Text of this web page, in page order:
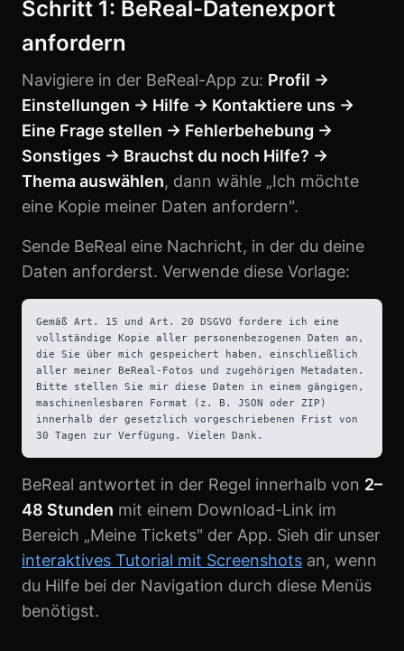
Schritt 1: BeReal-Datenexport
anfordern
Navigiere in der BeReal-App zu: Profil →
Einstellungen → Hilfe → Kontaktiere uns →
Eine Frage stellen → Fehlerbehebung →
Sonstiges → Brauchst du noch Hilfe? →
Thema auswählen, dann wähle „Ich möchte
eine Kopie meiner Daten anfordern".
Sende BeReal eine Nachricht, in der du deine
Daten anforderst. Verwende diese Vorlage:
Gemäß Art. 15 und Art. 20 DSGVO fordere ich eine
vollständige Kopie aller personenbezogenen Daten an,
die Sie über mich gespeichert haben, einschließlich
aller meiner BeReal-Fotos und zugehörigen Metadaten.
Bitte stellen Sie mir diese Daten in einem gängigen,
maschinenlesbaren Format (z. B. JSON oder ZIP)
innerhalb der gesetzlich vorgeschriebenen Frist von
30 Tagen zur Verfügung. Vielen Dank.
BeReal antwortet in der Regel innerhalb von 2–
48 Stunden mit einem Download-Link im
Bereich „Meine Tickets" der App. Sieh dir unser
interaktives Tutorial mit Screenshots an, wenn
du Hilfe bei der Navigation durch diese Menüs
benötigst.